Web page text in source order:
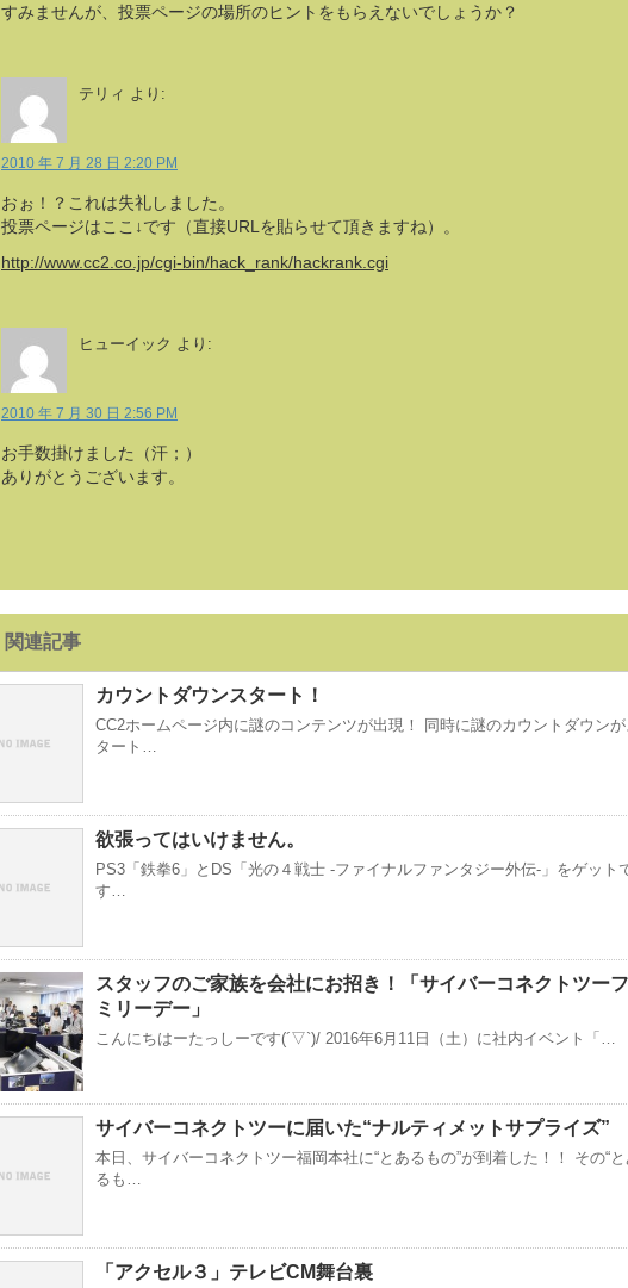
すみませんが、投票ページの場所のヒントをもらえないでしょうか？
テリィ より:
2010 年 7 月 28 日 2:20 PM
おぉ！？これは失礼しました。
投票ページはここ↓です（直接URLを貼らせて頂きますね）。
http://www.cc2.co.jp/cgi-bin/hack_rank/hackrank.cgi
ヒューイック より:
2010 年 7 月 30 日 2:56 PM
お手数掛けました（汗；）
ありがとうございます。
関連記事
カウントダウンスタート！
CC2ホームページ内に謎のコンテンツが出現！ 同時に謎のカウントダウンが
タート…
欲張ってはいけません。
PS3「鉄拳6」とDS「光の４戦士 -ファイナルファンタジー外伝-」をゲット
す…
スタッフのご家族を会社にお招き！「サイバーコネクトツー
ミリーデー」
こんにちはーたっしーです(´▽`)/ 2016年6月11日（土）に社内イベント「…
サイバーコネクトツーに届いた“ナルティメットサプライズ”
本日、サイバーコネクトツー福岡本社に“とあるもの”が到着した！！ その“と
るも…
「アクセル３」テレビCM舞台裏